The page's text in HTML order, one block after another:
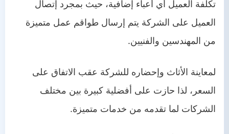
تكلفة العميل أي أعباء إضافية، حيث بمجرد إتصال
العميل على الشركة يتم إرسال طواقم عمل متميزة
من المهندسين والفنيين.
لمعاينة الأثاث وإحضاره للشركة عقب الاتفاق على
السعر، لذا حازت على أفضلية كبيرة بين مختلف
الشركات لما تقدمه من خدمات متميزة.